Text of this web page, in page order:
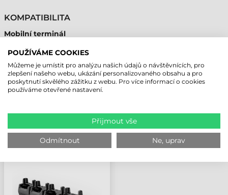
KOMPATIBILITA
Mobilní terminál
NAPOSLEDY PROHLÍŽENÉ PRODUKTY
BLUEBIRD
NABÍJECÍ/DOKOVACÍ
STANICE, 4 BAT., 4 ZAŘ.,
(XHATAPKAB) JE
POUŽÍVÁME COOKIES
Můžeme je umístit pro analýzu našich údajů o návštěvnících, pro
zlepšení našeho webu, ukázání personalizovaného obsahu a pro
poskytnutí skvělého zážitku z webu. Pro více informací o cookies
používáme otevřené nastavení.
Přijmout vše
Odmítnout Ne, uprav